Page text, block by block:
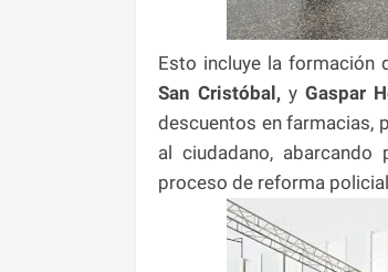
Esto incluye la formación
San Cristóbal, y Gaspar
descuentos en farmacias,
al ciudadano,
proceso de reforma